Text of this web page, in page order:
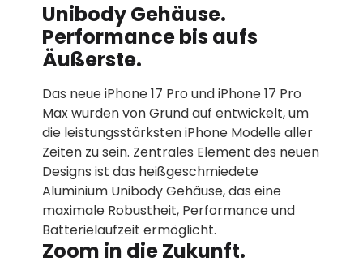
Unibody Gehäuse.
Performance bis aufs
Äußerste.
Das neue iPhone 17 Pro und iPhone 17 Pro
Max wurden von Grund auf entwickelt, um
die leistungs­stärksten iPhone Modelle aller
Zeiten zu sein. Zentrales Element des neuen
Designs ist das heiß­geschmiedete
Aluminium Unibody Gehäuse, das eine
maximale Robustheit, Performance und
Batterie­laufzeit ermöglicht.
Zoom in die Zukunft.